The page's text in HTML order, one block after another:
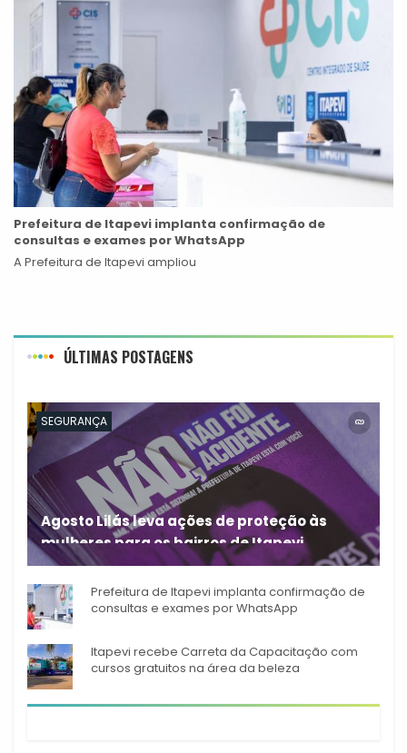
Prefeitura de Itapevi implanta confirmação de
consultas e exames por WhatsApp
A Prefeitura de Itapevi ampliou
ÚLTIMAS POSTAGENS
SEGURANÇA
Agosto Lilás leva ações de proteção às
mulheres para os bairros de Itapevi
Durante o mês de agosto,
Prefeitura de Itapevi implanta confirmação de
consultas e exames por WhatsApp
Itapevi recebe Carreta da Capacitação com
cursos gratuitos na área da beleza